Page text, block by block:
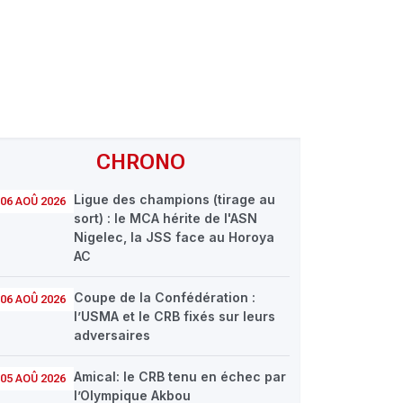
CHRONO
06 AOÛ 2026
Ligue des champions (tirage au
sort) : le MCA hérite de l'ASN
Nigelec, la JSS face au Horoya
AC
06 AOÛ 2026
Coupe de la Confédération :
l’USMA et le CRB fixés sur leurs
adversaires
05 AOÛ 2026
Amical: le CRB tenu en échec par
l’Olympique Akbou